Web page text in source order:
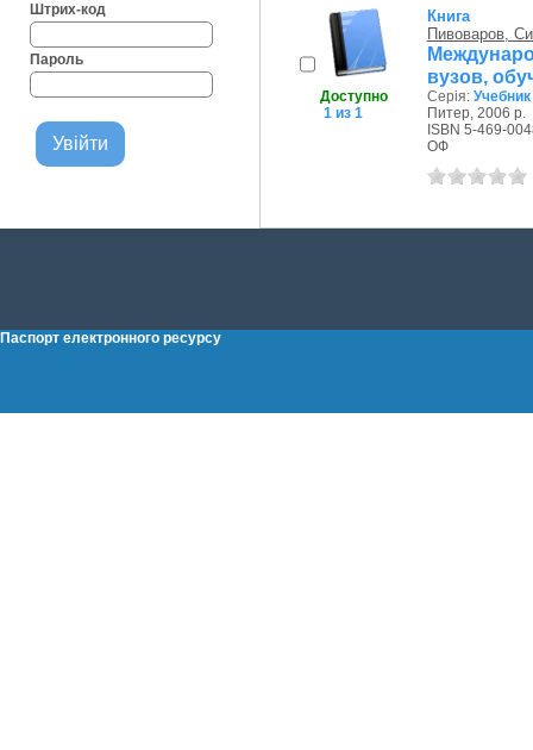
Штрих-код
Пароль
Доступно
1 из 1
Книга
Пивоваров,
вузов,
Серія:
Питер, 2006 р.
ISBN 5-469-
ОФ
Паспорт електронного ресурсу